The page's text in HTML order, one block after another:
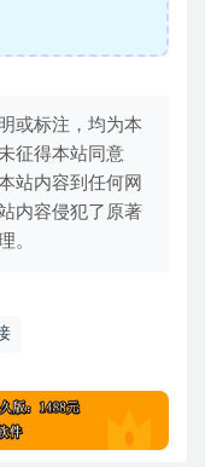
或标注，均为本
征得本站同意
站内容到任何网
内容侵犯了原著
。